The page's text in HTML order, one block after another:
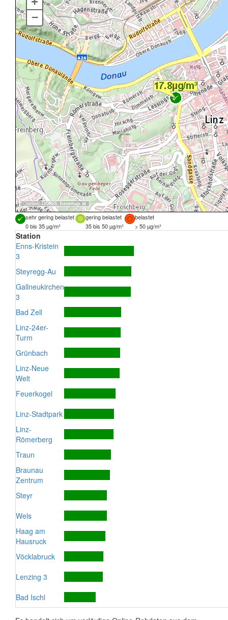
Quellen:DORIS, basemap.at
–
sehr gering belastet gering belastet
belastet
0 bis 35 µg/m³
35 bis 50 µg/m³ > 50 µg/m³
Station
Enns-Kristein
3
Steyregg-Au
Gallneukirchen
3
Bad Zell
Linz-24er-
Turm
Grünbach
Linz-Neue
Welt
Feuerkogel
Linz-Stadtpark
Linz-
Römerberg
Traun
Braunau
Zentrum
Steyr
Wels
Haag am
Hausruck
Vöcklabruck
Lenzing 3
Bad Ischl